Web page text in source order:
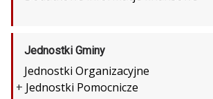
Jednostki Gminy
Jednostki Organizacyjne
+ Jednostki Pomocnicze